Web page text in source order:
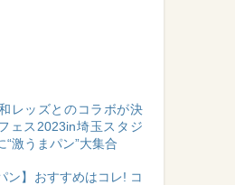
レッズとのコラボが決
ェス2023in埼玉スタジ
“激うまパン”大集合
ン】おすすめはコレ! コ